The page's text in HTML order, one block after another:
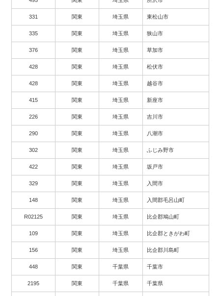
331 関東 埼玉県 東松山市
335 関東 埼玉県 狭山市
376 関東 埼玉県 草加市
428 関東 埼玉県 松伏市
428 関東 埼玉県 越谷市
415 関東 埼玉県 新座市
226 関東 埼玉県 吉川市
290 関東 埼玉県 八潮市
302 関東 埼玉県 ふじみ野市
422 関東 埼玉県 坂戸市
329 関東 埼玉県 入間市
148 関東 埼玉県 入間郡毛呂山町
R02125 関東 埼玉県 比企郡鳩山町
109 関東 埼玉県 比企郡ときがわ町
156 関東 埼玉県 比企郡川島町
448 関東 千葉県 千葉市
2195 関東 千葉県 千葉県